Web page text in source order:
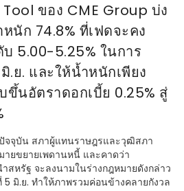
ของ CME Group บ่ง
นัก 74.8% ที่เฟดจะคง
5.00-5.25% ในการ
.ย. และให้น้ำหนักเพียง
ขึ้นอัตราดอกเบี้ย 0.25% สู่
จุบัน สภาผู้แทนราษฎรและวุฒิสภา
ายขยายเพดานหนี้ และคาดว่า
สหรัฐ จะลงนามในร่างกฎหมายดังกล่าว
มิ.ย. ทำให้ภาพรวมค่อนข้างคลายกังวล